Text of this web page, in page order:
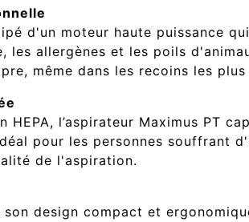
d'un moteur haute puissance
les allergènes et les poils
même dans les recoins les
l’aspirateur Maximus PT
pour les personnes souffrant
de l'aspiration.
design compact et